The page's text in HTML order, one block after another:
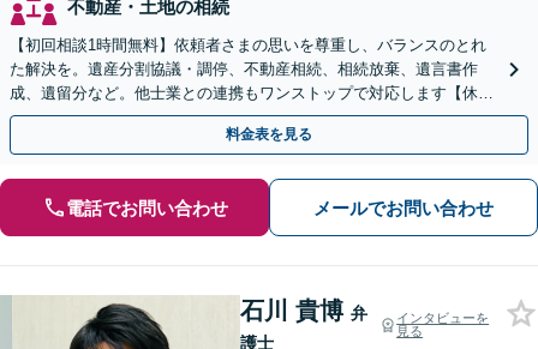
不動産・土地の相続
【初回相談1時間無料】依頼者さまの思いを尊重し、バランスのとれ
た解決を。遺産分割協議・調停、不動産相続、相続放棄、遺言書作
成、遺留分など。他士業との連携もワンストップで対応します【休
日・夜間面談OK】【すすきの駅2分】
料金表を見る
電話でお問い合わせ メールでお問い合わせ
石川 貴博 弁
護士
インタビューを
見る